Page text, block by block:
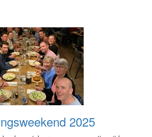
2025